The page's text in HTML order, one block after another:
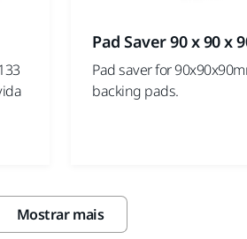
Pad Saver 90 x 90 x
Pad saver for
backing pads.
Mostrar mais